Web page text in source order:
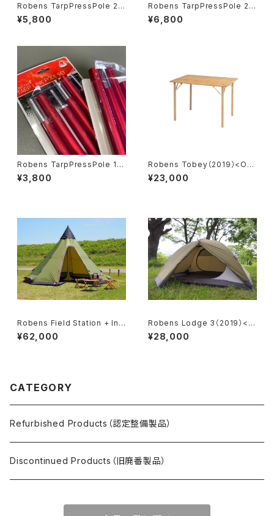
Robens TarpPressPole 21
0cm x1p 2set ＜Package d
amage＞
¥5,800
Robens TarpPressPole 24
0cm x1p 2set ＜Package d
amage＞
¥6,800
Robens TarpPressPole 18
0cm x2p 1set ＜Package d
amage＞
¥3,800
Robens Tobey（2019）<Op
ened item / Checked>
¥23,000
Robens Field Station + Inn
er Tent（2018）＜Unopened
item＞
¥62,000
Robens Lodge 3（2019）<O
pened item / Checked>
¥28,000
CATEGORY
Refurbished Products（認定整備製品）
Discontinued Products（旧廃番製品）